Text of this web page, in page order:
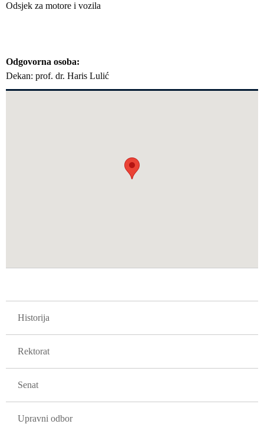
Odsjek za motore i vozila
Odgovorna osoba
Dekan: prof. dr. Haris Lulić
Historija
Rektorat
Senat
Upravni odbor